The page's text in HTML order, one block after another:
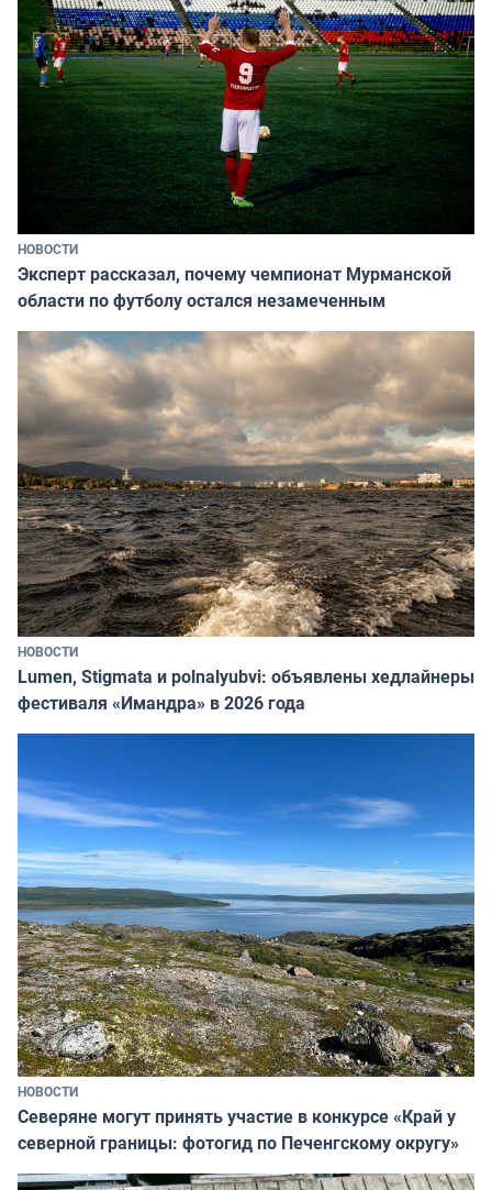
НОВОСТИ
Эксперт рассказал, почему чемпионат Мурманской
области по футболу остался незамеченным
НОВОСТИ
Lumen, Stigmata и polnalyubvi: объявлены хедлайнеры
фестиваля «Имандра» в 2026 года
НОВОСТИ
Северяне могут принять участие в конкурсе «Край у
северной границы: фотогид по Печенгскому округу»